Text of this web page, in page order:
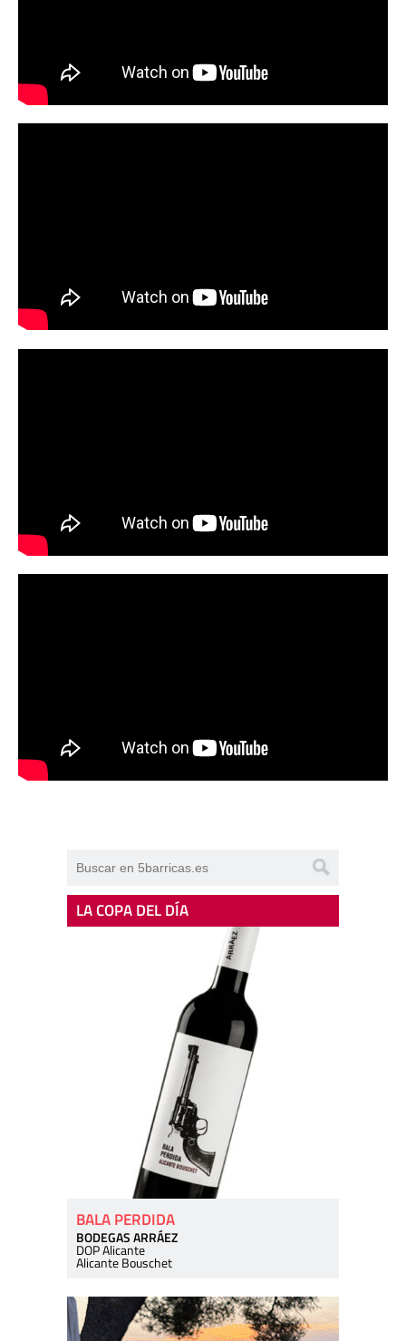
LA COPA DEL DÍA
BALA PERDIDA
BODEGAS ARRÁEZ
DOP Alicante
Alicante Bouschet